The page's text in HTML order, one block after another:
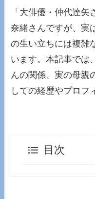
「大俳優・仲代達
奈緒さんですが、実
の生い立ちには複雑
います。本記事では
んの関係、実の母親
しての経歴やプロフ
目次